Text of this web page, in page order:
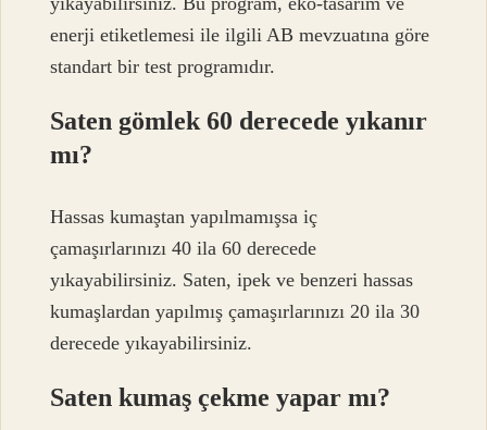
enerji etiketlemesi ile ilgili AB mevzuatına göre
standart bir test programıdır.
Saten gömlek 60 derecede yıkanır
mı?
Hassas kumaştan yapılmamışsa iç
çamaşırlarınızı 40 ila 60 derecede
yıkayabilirsiniz. Saten, ipek ve benzeri hassas
kumaşlardan yapılmış çamaşırlarınızı 20 ila 30
derecede yıkayabilirsiniz.
Saten kumaş çekme yapar mı?